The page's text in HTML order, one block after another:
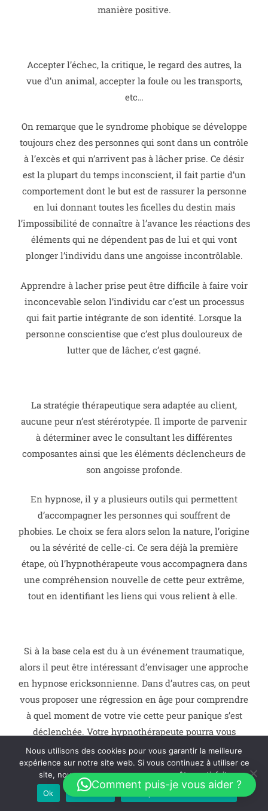
manière positive.
Accepter l’échec, la critique, le regard des autres, la
vue d’un animal, accepter la foule ou les transports,
etc…
On remarque que le syndrome phobique se développe
toujours chez des personnes qui sont dans un contrôle
à l’excès et qui n’arrivent pas à lâcher prise. Ce désir
est la plupart du temps inconscient, il fait partie d’un
comportement dont le but est de rassurer la personne
en lui donnant toutes les ficelles du destin mais
l’impossibilité de connaître à l’avance les réactions des
éléments qui ne dépendent pas de lui et qui vont
plonger l’individu dans une angoisse incontrôlable.
Apprendre à lacher prise peut être difficile à faire voir
inconcevable selon l’individu car c’est un processus
qui fait partie intégrante de son identité. Lorsque la
personne conscientise que c’est plus douloureux de
lutter que de lâcher, c’est gagné.
La stratégie thérapeutique sera adaptée au client,
aucune peur n’est stérérotypée. Il importe de parvenir
à déterminer avec le consultant les différentes
composantes ainsi que les éléments déclencheurs de
son angoisse profonde.
En hypnose, il y a plusieurs outils qui permettent
d’accompagner les personnes qui souffrent de
phobies. Le choix se fera alors selon la nature, l’origine
ou la sévérité de celle-ci. Ce sera déjà la première
étape, où l’hypnothérapeute vous accompagnera dans
une compréhension nouvelle de cette peur extrême,
tout en identifiant les liens qui vous relient à elle.
Si à la base cela est du à un événement traumatique,
alors il peut être intéressant d’envisager une approche
en hypnose ericksonnienne. Dans d’autres cas, on peut
vous proposer une régression en âge pour comprendre
à quel moment de votre vie cette peur panique s’est
déclenchée. Votre hypnothérapeute pourra vous
informer sur les différentes formes de régression,
notamment en associé ou en dissocié afin de trouver
l’origine de votre mal-être.
Comment puis-je vous aider ?
Nous utilisons des cookies pour vous garantir la meilleure
expérience sur notre site web. Si vous continuez à utiliser ce
site, nous supposerons que vous en êtes satisfait.
Ok
Je refuse Politique de confidentialité